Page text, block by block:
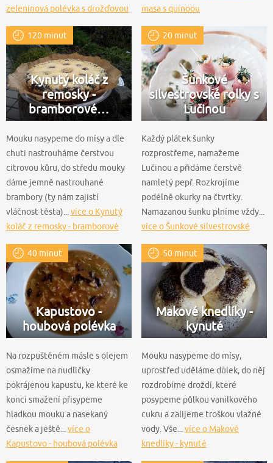
zeleninová polévka s drožďovou
masa s quinoou
120 minut
Kynutý koláč z
remosky -
bramborové…
Mouku nasypeme do mísy a dle
chuti nastrouháme čerstvou
citrovou kůru, do středu mouky
dáme jemně nastrouhané
brambory (ty nám zajistí
vláčnost těsta)... více o Kynutý
koláč z remosky - bramborové
20 minut
Šunkové
silvestrovské rolky s
Lučinou
Každý plátek šunky
rozprostřeme, namažeme
Lučinou a přidáme čerstvě
namletý pepř. Rozkrojíme
podélně okurky na čtvrtky.
Namazanou šunku plníme vždy...
více o Šunkové silvestrovské
40 minut
Kapustovo -
houbová polévka
Na rozpuštěném másle s olejem
osmažíme na nudličky
pokrájenou kapustu, ke které ke
konci smažení přisypeme
hladkou mouku a nasekaný
česnek a ještě... více o
Kapustovo - houbová polévka
50 minut
Makové knedlíky -
kynuté
Mouku nasypeme do mísy,
uprostřed uděláme důlek, do něj
rozdrobíme droždí, které
posypeme půlkou vanilkového
cukru a zalijeme troškou vlažné
vody. Vše... více o Makové
knedlíky - kynuté